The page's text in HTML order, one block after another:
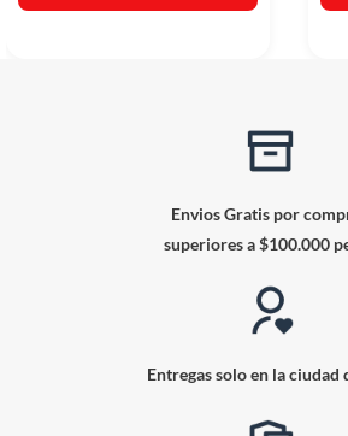
Envios Gratis por
superiores a $100.000
Entregas solo en la ciudad